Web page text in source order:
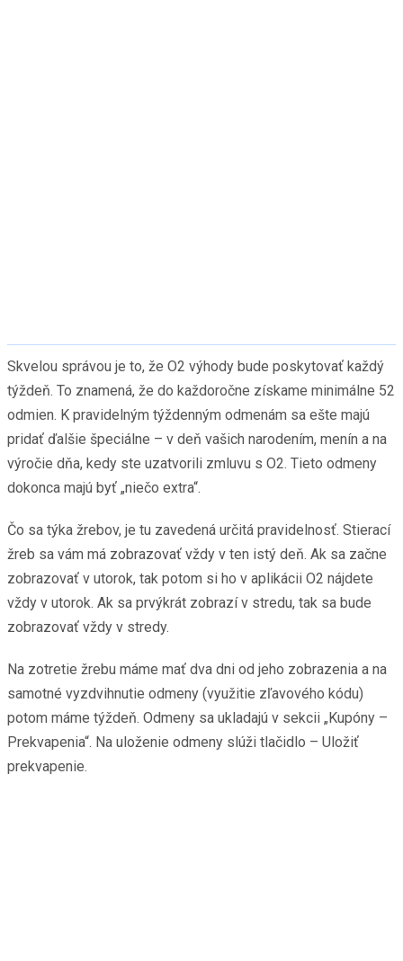
Skvelou správou je to, že O2 výhody bude poskytovať každý
týždeň. To znamená, že do každoročne získame minimálne 52
odmien. K pravidelným týždenným odmenám sa ešte majú
pridať ďalšie špeciálne – v deň vašich narodením, menín a na
výročie dňa, kedy ste uzatvorili zmluvu s O2. Tieto odmeny
dokonca majú byť „niečo extra“.
Čo sa týka žrebov, je tu zavedená určitá pravidelnosť. Stierací
žreb sa vám má zobrazovať vždy v ten istý deň. Ak sa začne
zobrazovať v utorok, tak potom si ho v aplikácii O2 nájdete
vždy v utorok. Ak sa prvýkrát zobrazí v stredu, tak sa bude
zobrazovať vždy v stredy.
Na zotretie žrebu máme mať dva dni od jeho zobrazenia a na
samotné vyzdvihnutie odmeny (využitie zľavového kódu)
potom máme týždeň. Odmeny sa ukladajú v sekcii „Kupóny –
Prekvapenia“. Na uloženie odmeny slúži tlačidlo – Uložiť
prekvapenie.